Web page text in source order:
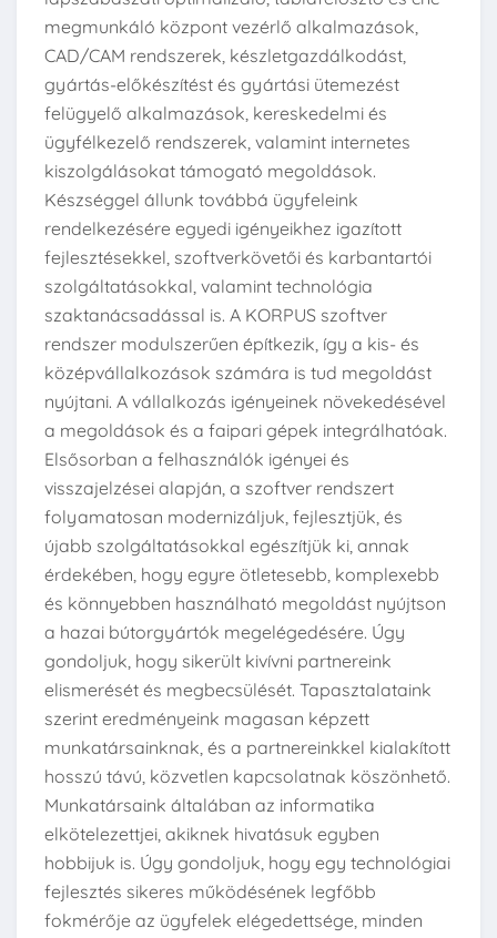
megmunkáló központ vezérlő alkalmazások,
CAD/CAM rendszerek, készletgazdálkodást,
gyártás-előkészítést és gyártási ütemezést
felügyelő alkalmazások, kereskedelmi és
ügyfélkezelő rendszerek, valamint internetes
kiszolgálásokat támogató megoldások.
Készséggel állunk továbbá ügyfeleink
rendelkezésére egyedi igényeikhez igazított
fejlesztésekkel, szoftverkövetői és karbantartói
szolgáltatásokkal, valamint technológia
szaktanácsadással is. A KORPUS szoftver
rendszer modulszerűen építkezik, így a kis- és
középvállalkozások számára is tud megoldást
nyújtani. A vállalkozás igényeinek növekedésével
a megoldások és a faipari gépek integrálhatóak.
Elsősorban a felhasználók igényei és
visszajelzései alapján, a szoftver rendszert
folyamatosan modernizáljuk, fejlesztjük, és
újabb szolgáltatásokkal egészítjük ki, annak
érdekében, hogy egyre ötletesebb, komplexebb
és könnyebben használható megoldást nyújtson
a hazai bútorgyártók megelégedésére. Úgy
gondoljuk, hogy sikerült kivívni partnereink
elismerését és megbecsülését. Tapasztalataink
szerint eredményeink magasan képzett
munkatársainknak, és a partnereinkkel kialakított
hosszú távú, közvetlen kapcsolatnak köszönhető.
Munkatársaink általában az informatika
elkötelezettjei, akiknek hivatásuk egyben
hobbijuk is. Úgy gondoljuk, hogy egy technológiai
fejlesztés sikeres működésének legfőbb
fokmérője az ügyfelek elégedettsége, minden